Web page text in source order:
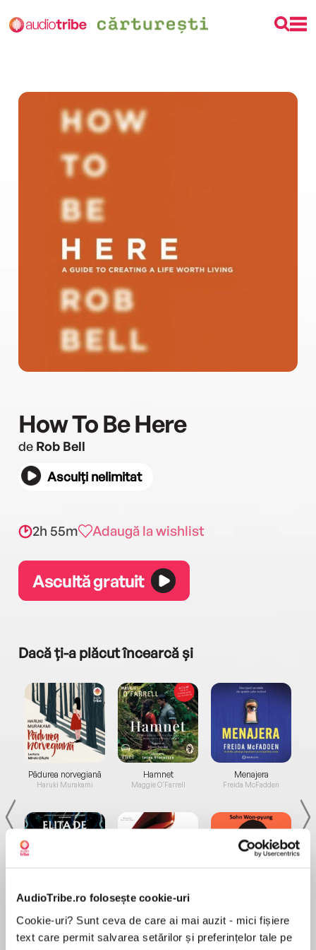
AudioTribe.ro folosește cookie-uri
Cookie-uri? Sunt ceva de care ai mai auzit - mici fișiere
text care permit salvarea setărilor și preferințelor tale pe
How To Be Here
de Rob Bell
Asculți nelimitat
2h 55m Adaugă la wishlist
Ascultă gratuit
Dacă ți-a plăcut încearcă și
Pădurea norvegiană
Haruki Murakami
Elita de Argint (Elita
de...
Dani Francis
Hamnet
Maggie O'Farrell
Diavolul se îmbracă de
Lauren Weisberger
Menajera
Freida McFadden
Sohn Won-pyung